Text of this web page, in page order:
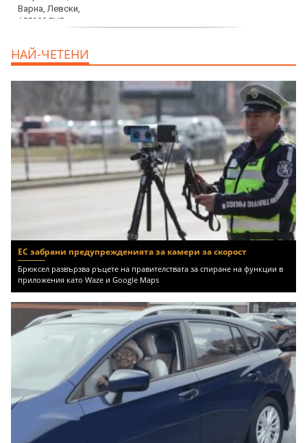
НАЙ-ЧЕТЕНИ
ЕС забрани предупрежденията за камери за скорост
Брюксел развързва ръцете на правителствата за спиране на функции в
приложения като Waze и Google Maps